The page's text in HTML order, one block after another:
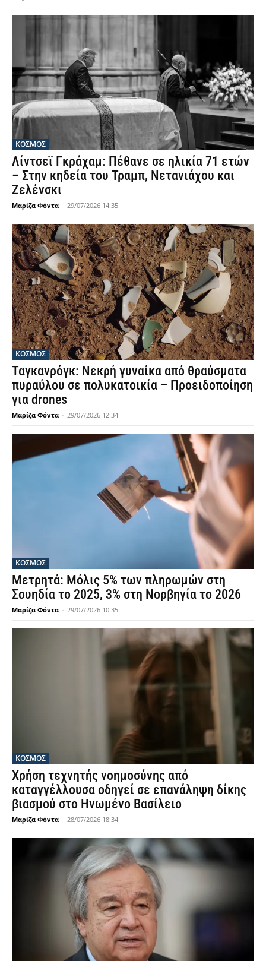
ΚΟΣΜΟΣ
Λίντσεϊ Γκράχαμ: Πέθανε σε ηλικία 71 ετών
– Στην κηδεία του Τραμπ, Νετανιάχου και
Ζελένσκι
Μαρίζα Φόντα - 29/07/2026 14:35
ΚΟΣΜΟΣ
Ταγκανρόγκ: Νεκρή γυναίκα από θραύσματα
πυραύλου σε πολυκατοικία – Προειδοποίηση
για drones
Μαρίζα Φόντα - 29/07/2026 12:34
ΚΟΣΜΟΣ
Μετρητά: Μόλις 5% των πληρωμών στη
Σουηδία το 2025, 3% στη Νορβηγία το 2026
Μαρίζα Φόντα - 29/07/2026 10:35
ΚΟΣΜΟΣ
Χρήση τεχνητής νοημοσύνης από
καταγγέλλουσα οδηγεί σε επανάληψη δίκης
βιασμού στο Ηνωμένο Βασίλειο
Μαρίζα Φόντα - 28/07/2026 18:34